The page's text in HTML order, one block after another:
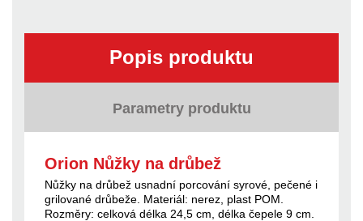
Popis produktu
Parametry produktu
Orion Nůžky na drůbež
Nůžky na drůbež usnadní porcování syrové, pečené i
grilované drůbeže. Materiál: nerez, plast POM.
Rozměry: celková délka 24,5 cm, délka čepele 9 cm.